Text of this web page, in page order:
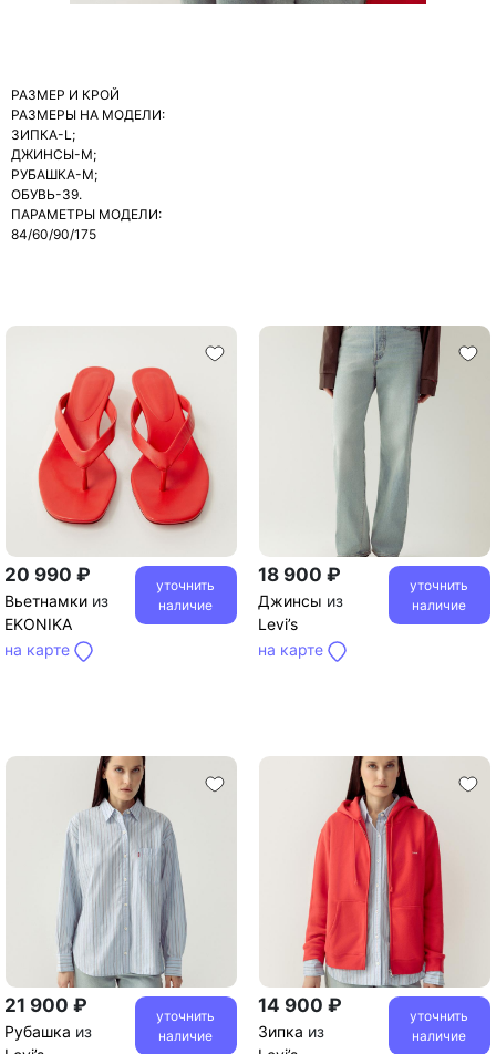
РАЗМЕР И КРОЙ
РАЗМЕРЫ НА МОДЕЛИ:
ЗИПКА-L;
ДЖИНСЫ-М;
РУБАШКА-М;
ОБУВЬ-39.
ПАРАМЕТРЫ МОДЕЛИ:
84/60/90/175
20 990 ₽
Вьетнамки из
EKONIKA
на карте
уточнить
наличие
18 900 ₽
Джинсы из
Levi’s
на карте
уточнить
наличие
21 900 ₽
Рубашка из
уточнить
наличие
14 900 ₽
Зипка из
уточнить
наличие